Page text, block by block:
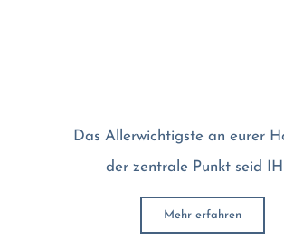
Das Allerwichtigste an eurer
der zentrale Punkt seid
Mehr erfahren